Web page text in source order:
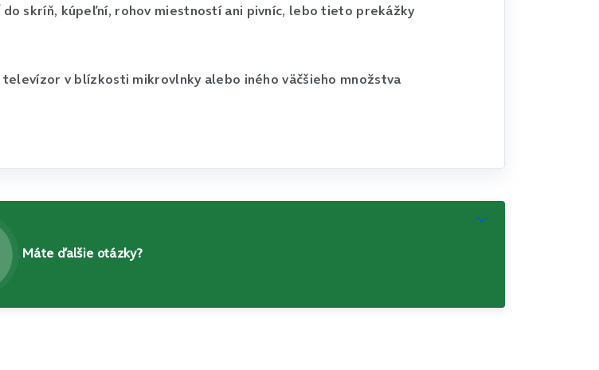
skríň, kúpeľní, rohov miestností ani pivníc, lebo tieto prekážky
v blízkosti mikrovlnky alebo iného väčšieho množstva
Máte ďalšie otázky?